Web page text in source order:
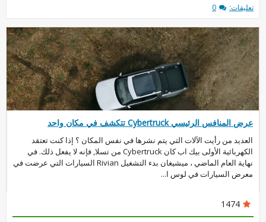
تعليقات:
0
عرض المنافس الرئيسي Cybertruck تتكشف في مكان واحد
العديد من رأيت الآلات التي يتم نشرها في نفس المكان ؟ إذا كنت تعتقد
الكهربائية الأولى بيك اب كان Cybertruck من تسلا, فإنه لا يفعل ذلك. في
نهاية العام الماضي ، ميشيغان بدء التشغيل Rivian السيارات التي عرضت في
معرض السيارات في لوس ا...
1474